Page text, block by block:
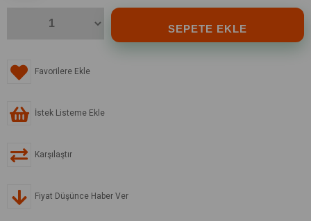
Favorilere Ekle
İstek Listeme Ekle
Karşılaştır
Fiyat Düşünce Haber Ver